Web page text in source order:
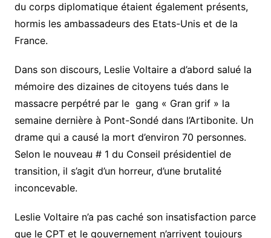
du corps diplomatique étaient également présents,
hormis les ambassadeurs des Etats-Unis et de la
France.
Dans son discours, Leslie Voltaire a d’abord salué la
mémoire des dizaines de citoyens tués dans le
massacre perpétré par le gang « Gran grif » la
semaine dernière à Pont-Sondé dans l’Artibonite. Un
drame qui a causé la mort d’environ 70 personnes.
Selon le nouveau # 1 du Conseil présidentiel de
transition, il s’agit d’un horreur, d’une brutalité
inconcevable.
Leslie Voltaire n’a pas caché son insatisfaction parce
que le CPT et le gouvernement n’arrivent toujours